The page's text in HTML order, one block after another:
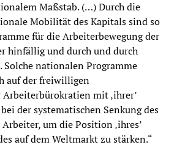
Maßstab. (…) Durch die
Mobilität des Kapitals sind so
für die Arbeiterbewegung der
hinfällig und durch und durch
Solche nationalen Programme
auf der freiwilligen
mit ‚ihrer’
der systematischen Senkung des
um die Position ‚ihres’
auf dem Weltmarkt zu stärken.“